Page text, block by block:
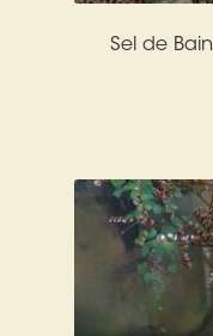
Sel de